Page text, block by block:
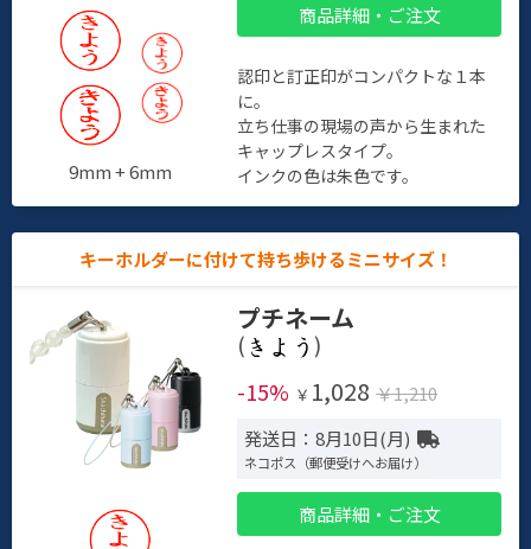
9mm + 6mm
商品詳細・ご注文
認印と訂正印がコンパクトな１本
に。
立ち仕事の現場の声から生まれた
キャップレスタイプ。
インクの色は朱色です。
キーホルダーに付けて持ち歩けるミニサイズ！
プチネーム
(
)
-15% ￥ 1,028 ￥1,210
発送日：8月10日(月)
ネコポス（郵便受けへお届け）
商品詳細・ご注文